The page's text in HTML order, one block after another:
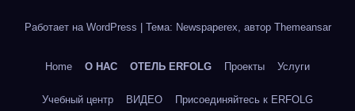
Работает на WordPress Тема: Newspaperex, автор Themeansar
Home О НАС ОТЕЛЬ ERFOLG Проекты Услуги
Учебный центр ВИДЕО Присоединяйтесь к ERFOLG